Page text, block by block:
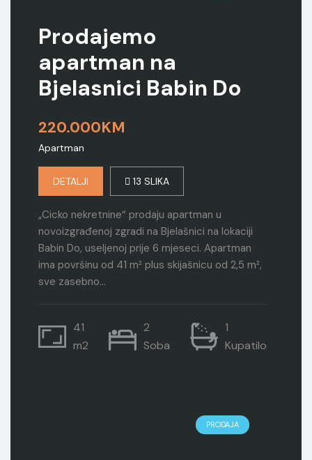
Prodajemo
apartman na
Bjelasnici Babin Do
220.000KM
Apartman
DETALJI 13 SLIKA
„Cicko nekretnine“ prodaju apartman u
novoizgrađenoj zgradi na Bjelašnici na lokaciji
Babin Do, useljenoj prije 6 mjeseci. Apartman
ima površinu od 41 m² plus skijašnicu od 2,5 m²,
sve zasebno…
41
m2
2
Soba
1
Kupatilo
PRODAJA